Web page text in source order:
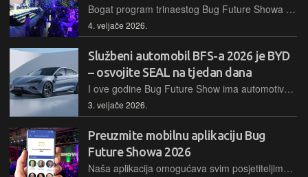
Bogat program trinaestog Bug Future Showa donosi i bogat nagradni fond. Kroz niz igara i nagradnih natječaja posjetitelji će već tradicionalno moći osvojiti brojne nagrade, pogledajte detalje
4. veljače 2026.
Službeni automobil BFS-a 2026 je BYD
– osvojite SEAL na tjedan dana
I ove godine Bug Future Show ima automotive partnera, a to je hit marka BYD. Netko od posjetitelja najvećeg tehnološkog događanja u regiji moći će ga osvojiti na tjedan dana
3. veljače 2026.
Preuzmite mobilnu aplikaciju Bug
Future Showa 2026
Naša aplikacija omogućava svim posjetiteljima BFS-a lako i jednostavno snalaženje u rasporedu događanja, u stvarnom vremenu i na svim uređajima, čak i bez instalacije